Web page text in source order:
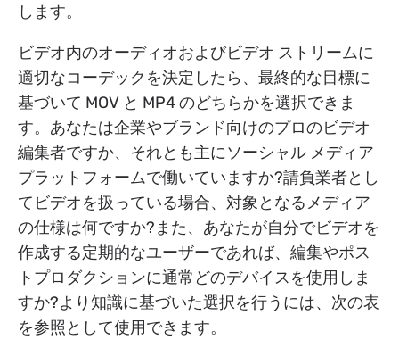
します。
ビデオ内のオーディオおよびビデオ ストリームに
適切なコーデックを決定したら、最終的な目標に
基づいて MOV と MP4 のどちらかを選択できま
す。あなたは企業やブランド向けのプロのビデオ
編集者ですか、それとも主にソーシャル メディア
プラットフォームで働いていますか?請負業者とし
てビデオを扱っている場合、対象となるメディア
の仕様は何ですか?また、あなたが自分でビデオを
作成する定期的なユーザーであれば、編集やポス
トプロダクションに通常どのデバイスを使用しま
すか?より知識に基づいた選択を行うには、次の表
を参照として使用できます。